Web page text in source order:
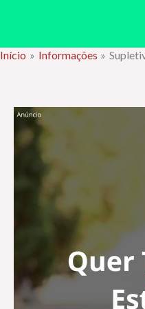
Ir
conteúdo
Início Informações